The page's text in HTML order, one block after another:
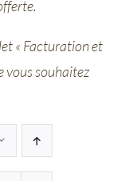
« Facturation et
vous souhaitez